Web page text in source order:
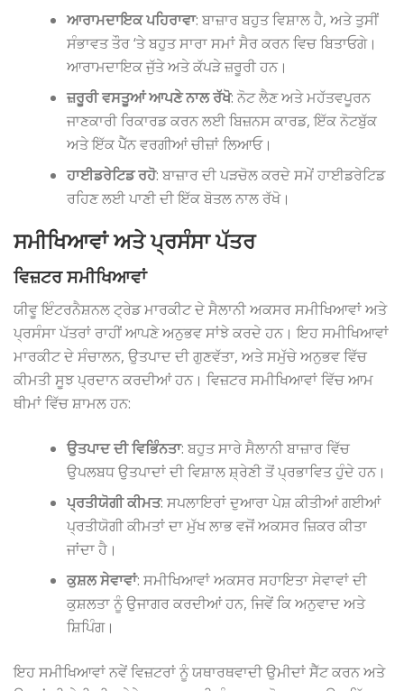
ਆਰਾਮਦਾਇਕ ਪਹਿਰਾਵਾ: ਬਾਜ਼ਾਰ ਬਹੁਤ ਵਿਸ਼ਾਲ ਹੈ, ਅਤੇ ਤੁਸੀਂ
ਸੰਭਾਵਤ ਤੌਰ ‘ਤੇ ਬਹੁਤ ਸਾਰਾ ਸਮਾਂ ਸੈਰ ਕਰਨ ਵਿਚ ਬਿਤਾਓਗੇ।
ਆਰਾਮਦਾਇਕ ਜੁੱਤੇ ਅਤੇ ਕੱਪੜੇ ਜ਼ਰੂਰੀ ਹਨ।
ਜ਼ਰੂਰੀ ਵਸਤੂਆਂ ਆਪਣੇ ਨਾਲ ਰੱਖੋ: ਨੋਟ ਲੈਣ ਅਤੇ ਮਹੱਤਵਪੂਰਨ
ਜਾਣਕਾਰੀ ਰਿਕਾਰਡ ਕਰਨ ਲਈ ਬਿਜ਼ਨਸ ਕਾਰਡ, ਇੱਕ ਨੋਟਬੁੱਕ
ਅਤੇ ਇੱਕ ਪੈੱਨ ਵਰਗੀਆਂ ਚੀਜ਼ਾਂ ਲਿਆਓ।
ਹਾਈਡਰੇਟਿਡ ਰਹੋ: ਬਾਜ਼ਾਰ ਦੀ ਪੜਚੋਲ ਕਰਦੇ ਸਮੇਂ ਹਾਈਡਰੇਟਿਡ
ਰਹਿਣ ਲਈ ਪਾਣੀ ਦੀ ਇੱਕ ਬੋਤਲ ਨਾਲ ਰੱਖੋ।
ਸਮੀਖਿਆਵਾਂ ਅਤੇ ਪ੍ਰਸੰਸਾ ਪੱਤਰ
ਵਿਜ਼ਟਰ ਸਮੀਖਿਆਵਾਂ
ਯੀਵੂ ਇੰਟਰਨੈਸ਼ਨਲ ਟ੍ਰੇਡ ਮਾਰਕੀਟ ਦੇ ਸੈਲਾਨੀ ਅਕਸਰ ਸਮੀਖਿਆਵਾਂ ਅਤੇ
ਪ੍ਰਸੰਸਾ ਪੱਤਰਾਂ ਰਾਹੀਂ ਆਪਣੇ ਅਨੁਭਵ ਸਾਂਝੇ ਕਰਦੇ ਹਨ। ਇਹ ਸਮੀਖਿਆਵਾਂ
ਮਾਰਕੀਟ ਦੇ ਸੰਚਾਲਨ, ਉਤਪਾਦ ਦੀ ਗੁਣਵੱਤਾ, ਅਤੇ ਸਮੁੱਚੇ ਅਨੁਭਵ ਵਿੱਚ
ਕੀਮਤੀ ਸੂਝ ਪ੍ਰਦਾਨ ਕਰਦੀਆਂ ਹਨ। ਵਿਜ਼ਟਰ ਸਮੀਖਿਆਵਾਂ ਵਿੱਚ ਆਮ
ਥੀਮਾਂ ਵਿੱਚ ਸ਼ਾਮਲ ਹਨ:
ਉਤਪਾਦ ਦੀ ਵਿਭਿੰਨਤਾ: ਬਹੁਤ ਸਾਰੇ ਸੈਲਾਨੀ ਬਾਜ਼ਾਰ ਵਿੱਚ
ਉਪਲਬਧ ਉਤਪਾਦਾਂ ਦੀ ਵਿਸ਼ਾਲ ਸ਼੍ਰੇਣੀ ਤੋਂ ਪ੍ਰਭਾਵਿਤ ਹੁੰਦੇ ਹਨ।
ਪ੍ਰਤੀਯੋਗੀ ਕੀਮਤ: ਸਪਲਾਇਰਾਂ ਦੁਆਰਾ ਪੇਸ਼ ਕੀਤੀਆਂ ਗਈਆਂ
ਪ੍ਰਤੀਯੋਗੀ ਕੀਮਤਾਂ ਦਾ ਮੁੱਖ ਲਾਭ ਵਜੋਂ ਅਕਸਰ ਜ਼ਿਕਰ ਕੀਤਾ
ਜਾਂਦਾ ਹੈ।
ਕੁਸ਼ਲ ਸੇਵਾਵਾਂ: ਸਮੀਖਿਆਵਾਂ ਅਕਸਰ ਸਹਾਇਤਾ ਸੇਵਾਵਾਂ ਦੀ
ਕੁਸ਼ਲਤਾ ਨੂੰ ਉਜਾਗਰ ਕਰਦੀਆਂ ਹਨ, ਜਿਵੇਂ ਕਿ ਅਨੁਵਾਦ ਅਤੇ
ਸ਼ਿਪਿੰਗ।
ਇਹ ਸਮੀਖਿਆਵਾਂ ਨਵੇਂ ਵਿਜ਼ਟਰਾਂ ਨੂੰ ਯਥਾਰਥਵਾਦੀ ਉਮੀਦਾਂ ਸੈੱਟ ਕਰਨ ਅਤੇ